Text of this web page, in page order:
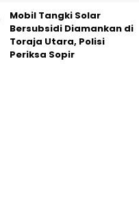
Mobil Tangki Solar
Bersubsidi Diamankan di
Toraja Utara, Polisi
Periksa Sopir